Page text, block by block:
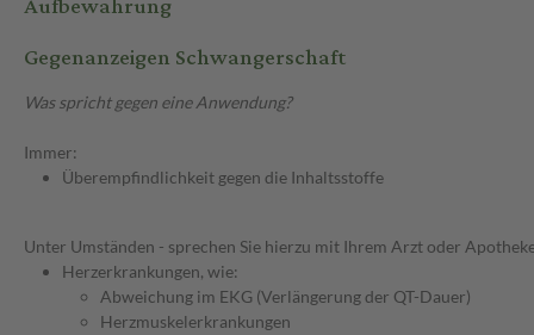
Gegenanzeigen Schwangerschaft
Was spricht gegen eine Anwendung?
Immer:
Überempfindlichkeit gegen die Inhaltsstoffe
Unter Umständen - sprechen Sie hierzu mit Ihrem Arzt oder
Herzerkrankungen, wie:
Abweichung im EKG (Verlängerung der QT-Dauer)
Herzmuskelerkrankungen